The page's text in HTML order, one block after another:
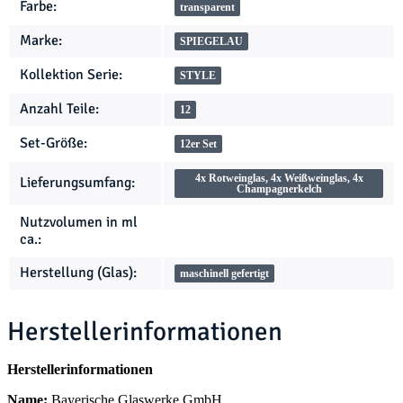
Farbe: transparent
Marke: SPIEGELAU
Kollektion Serie: STYLE
Anzahl Teile: 12
Set-Größe: 12er Set
Lieferungsumfang:
4x Rotweinglas, 4x Weißweinglas, 4x
Champagnerkelch
Nutzvolumen in ml
ca.:
Herstellung (Glas):
maschinell gefertigt
Herstellerinformationen
Herstellerinformationen